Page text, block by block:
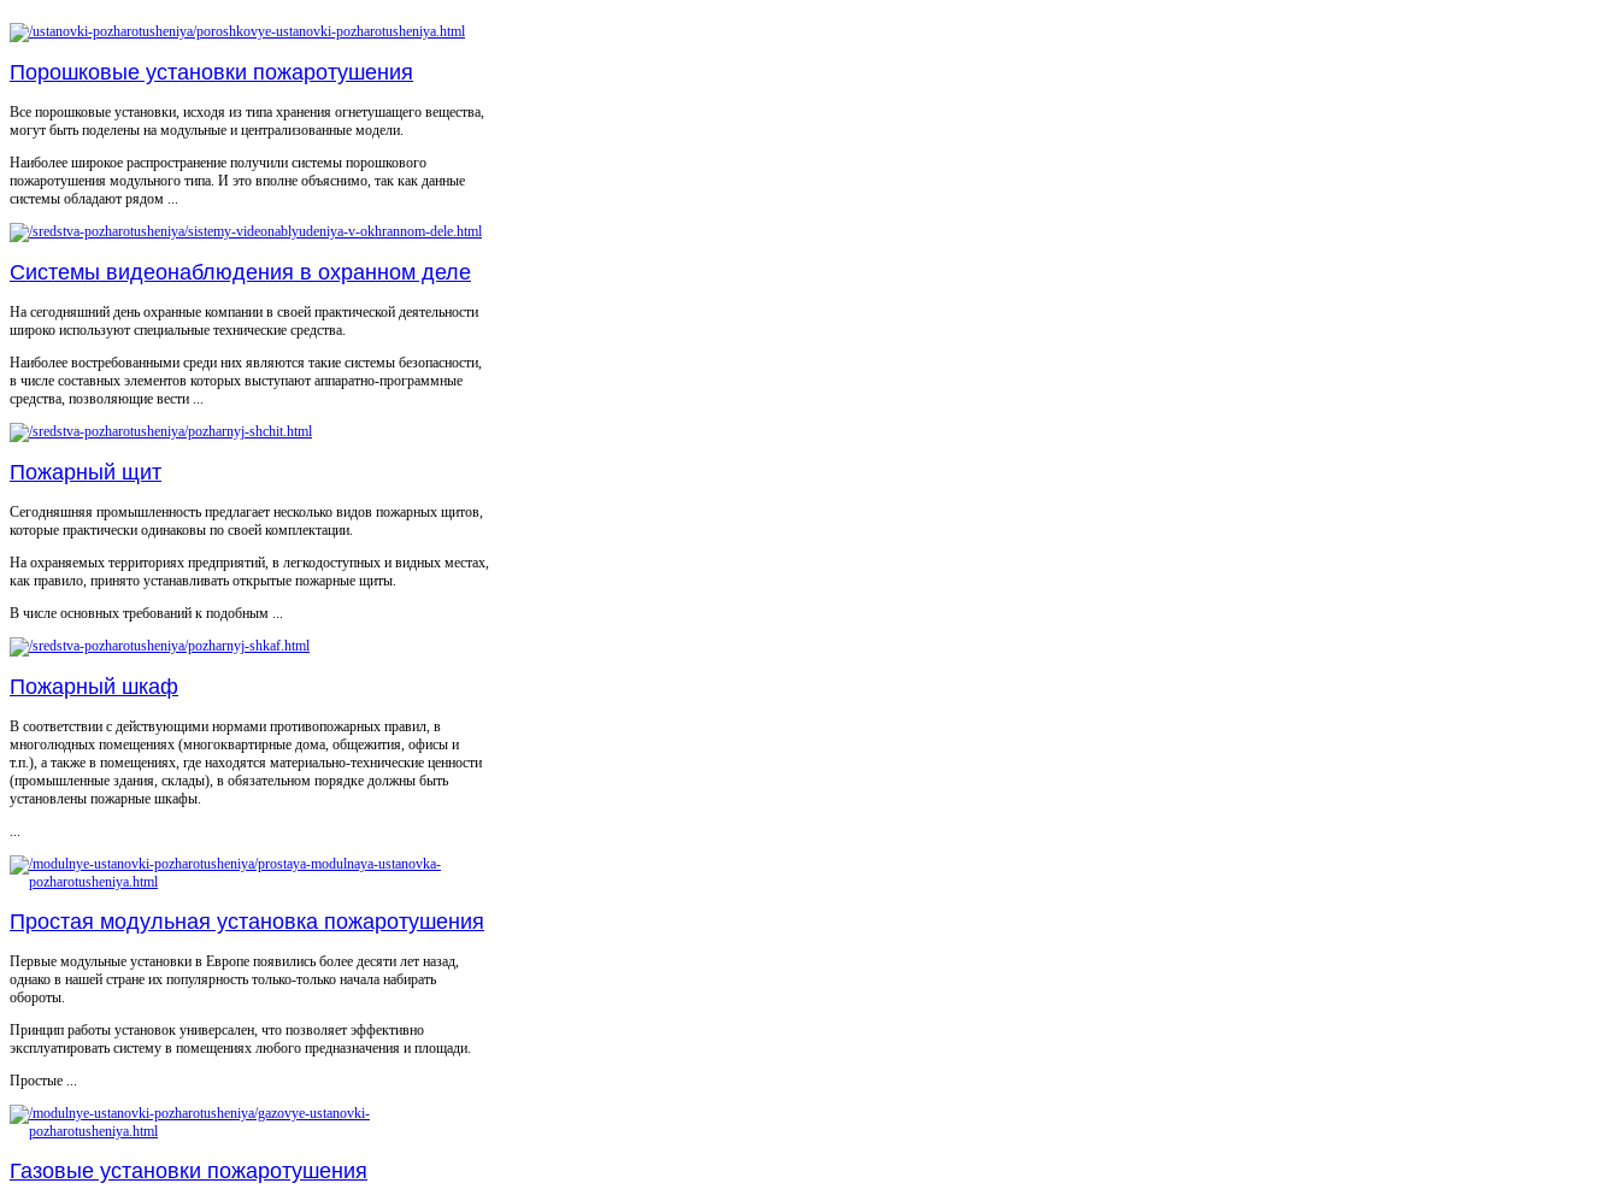
Порошковые установки пожаротушения
Все порошковые установки, исходя из типа хранения огнетушащего вещества,
могут быть поделены на модульные и централизованные модели.
Наиболее широкое распространение получили системы порошкового
пожаротушения модульного типа. И это вполне объяснимо, так как данные
системы обладают рядом ...
Системы видеонаблюдения в охранном деле
На сегодняшний день охранные компании в своей практической деятельности
широко используют специальные технические средства.
Наиболее востребованными среди них являются такие системы безопасности,
в числе составных элементов которых выступают аппаратно-программные
средства, позволяющие вести ...
Пожарный щит
Сегодняшняя промышленность предлагает несколько видов пожарных щитов,
которые практически одинаковы по своей комплектации.
На охраняемых территориях предприятий, в легкодоступных и видных местах,
как правило, принято устанавливать открытые пожарные щиты.
В числе основных требований к подобным ...
Пожарный шкаф
В соответствии с действующими нормами противопожарных правил, в
многолюдных помещениях (многоквартирные дома, общежития, офисы и
т.п.), а также в помещениях, где находятся материально-технические ценности
(промышленные здания, склады), в обязательном порядке должны быть
установлены пожарные шкафы.
...
Простая модульная установка пожаротушения
Первые модульные установки в Европе появились более десяти лет назад,
однако в нашей стране их популярность только-только начала набирать
обороты.
Принцип работы установок универсален, что позволяет эффективно
эксплуатировать систему в помещениях любого предназначения и площади.
Простые ...
Газовые установки пожаротушения